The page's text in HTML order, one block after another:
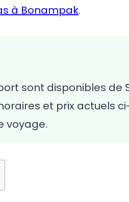
à Bonampak.
sont disponibles de
et prix actuels
voyage.